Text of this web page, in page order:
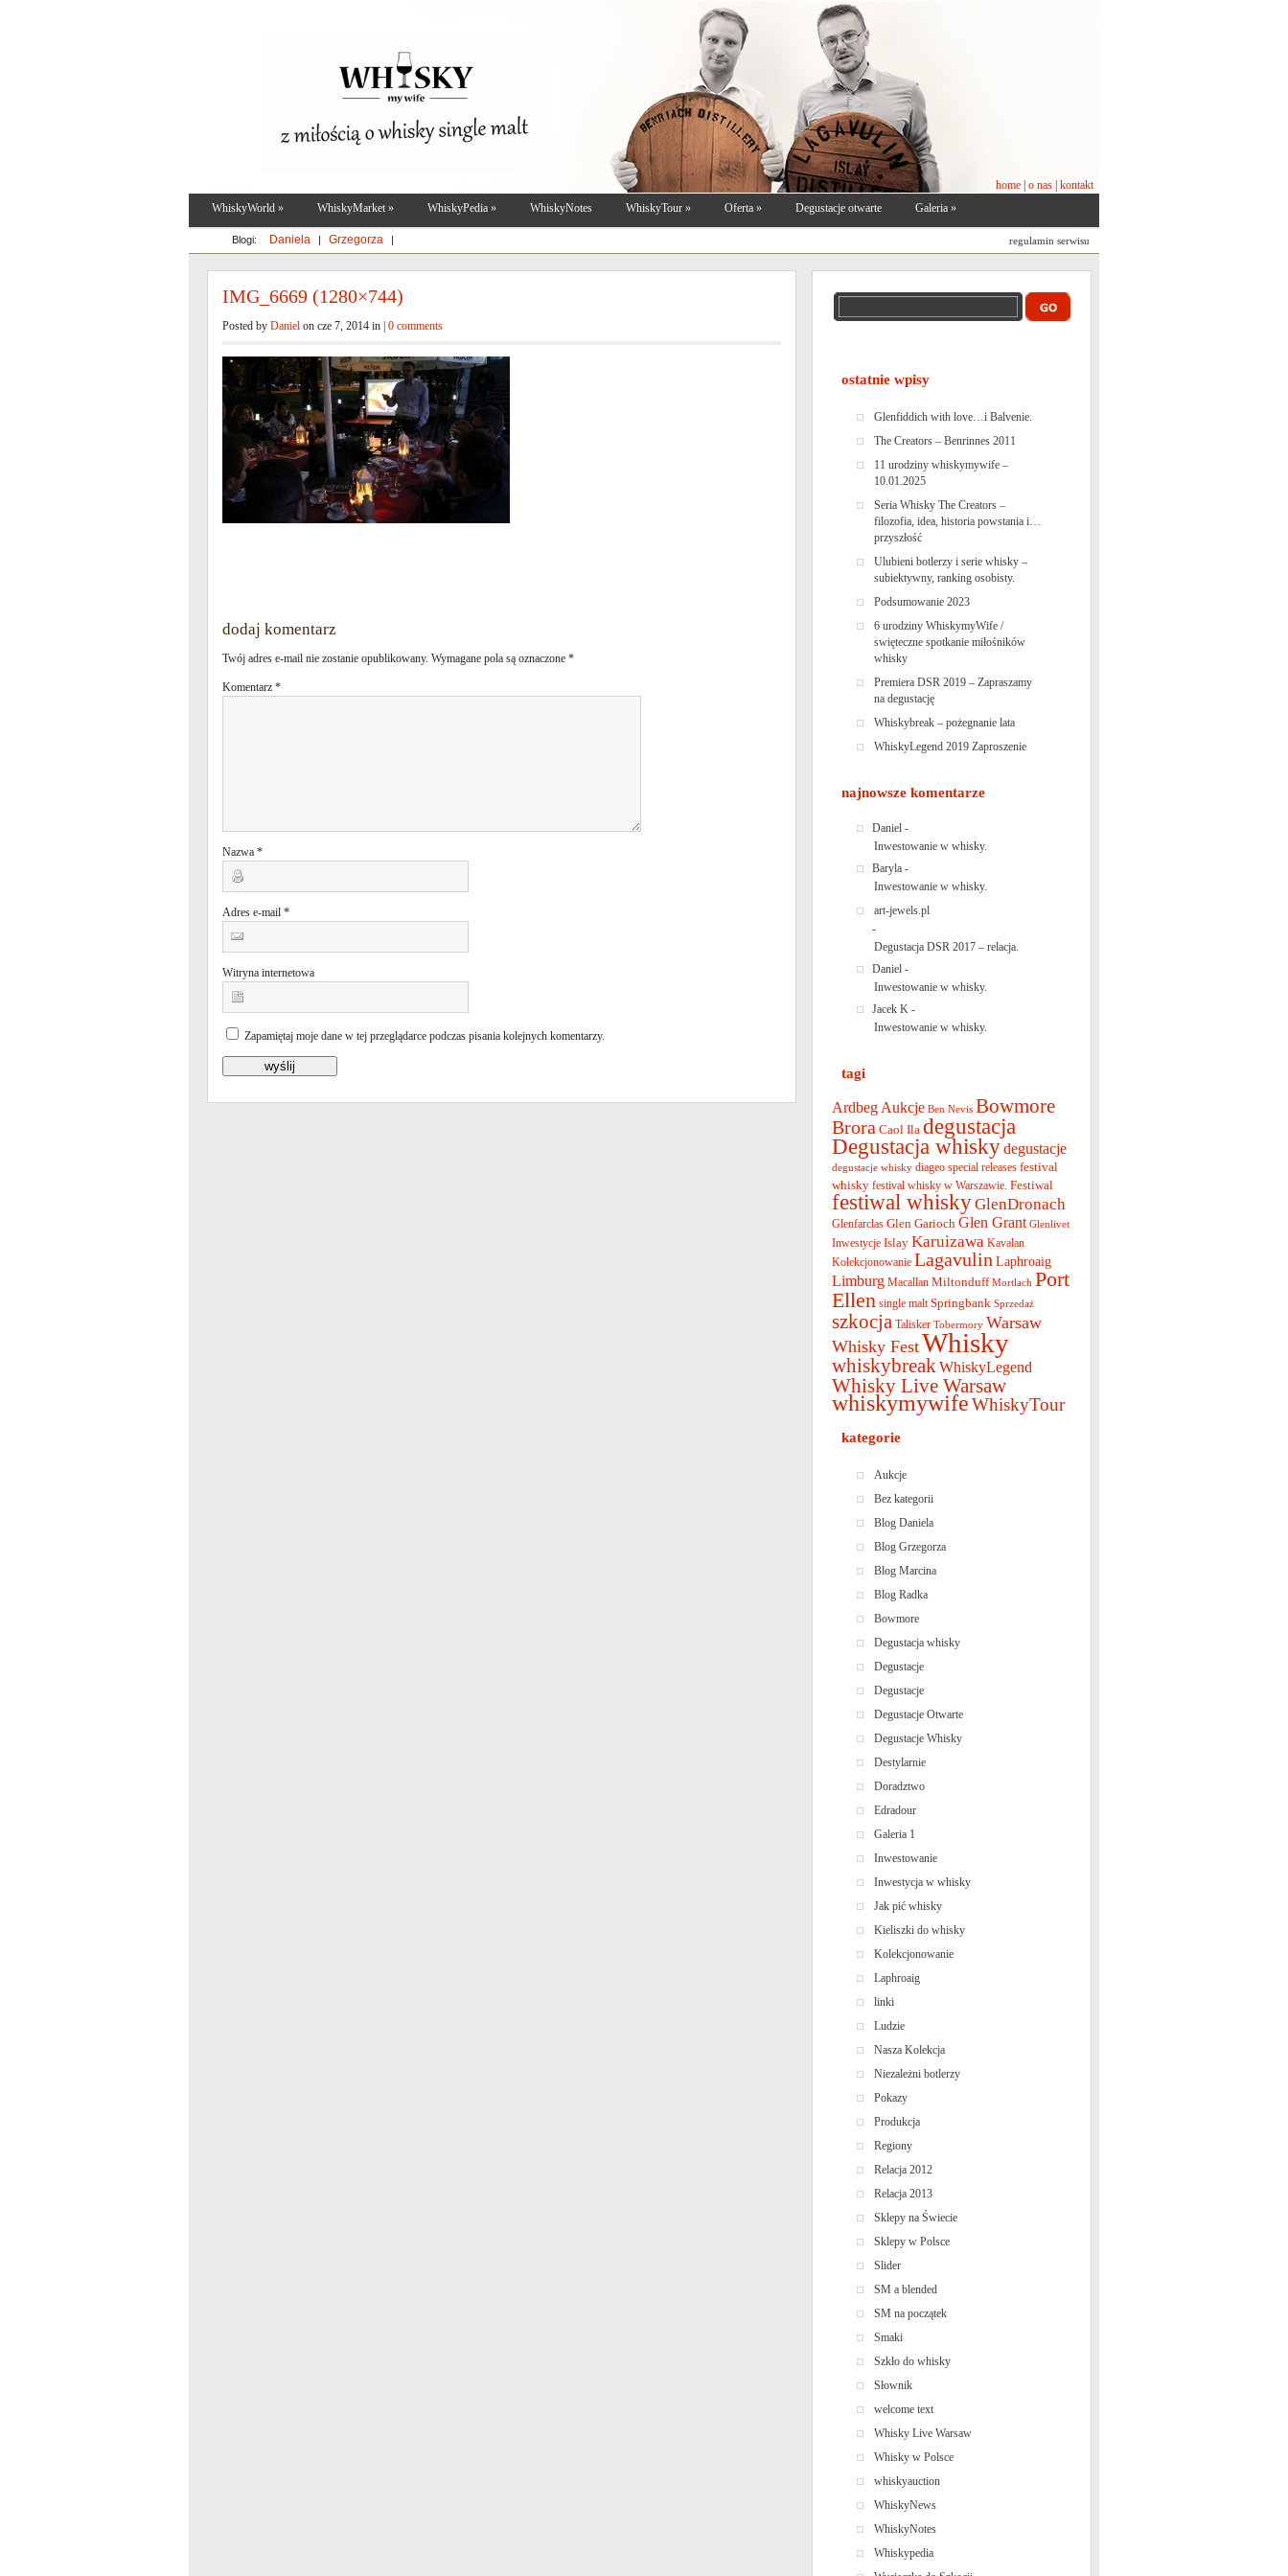
home o nas kontakt
Blogi: Daniela | Grzegorza | regulamin serwisu
WhiskyWorld » WhiskyMarket » WhiskyPedia » WhiskyNotes WhiskyTour » Oferta » Degustacje otwarte Galeria »
IMG_6669 (1280×744)
Posted by Daniel on cze 7, 2014 in | 0 comments
dodaj komentarz
Twój adres e-mail nie zostanie opublikowany. Wymagane pola są oznaczone *
Komentarz *
Nazwa *
Adres e-mail *
Witryna internetowa
Zapamiętaj moje dane w tej przeglądarce podczas pisania kolejnych komentarzy.
ostatnie wpisy
Glenfiddich with love…i Balvenie.
The Creators – Benrinnes 2011
11 urodziny whiskymywife –
10.01.2025
Seria Whisky The Creators –
filozofia, idea, historia powstania i…
przyszłość
Ulubieni botlerzy i serie whisky –
subiektywny, ranking osobisty.
Podsumowanie 2023
6 urodziny WhiskymyWife /
swięteczne spotkanie miłośników
whisky
Premiera DSR 2019 – Zapraszamy
na degustację
Whiskybreak – pożegnanie lata
WhiskyLegend 2019 Zaproszenie
najnowsze komentarze
Daniel -
Inwestowanie w whisky.
Baryla -
Inwestowanie w whisky.
art-jewels.pl
-
Degustacja DSR 2017 – relacja.
Daniel -
Inwestowanie w whisky.
Jacek K -
Inwestowanie w whisky.
tagi
Ardbeg Aukcje Ben Nevis Bowmore
Brora Caol Ila degustacja
Degustacja whiskydegustacje
degustacje whisky diageo special releases festival
whisky festival whisky w Warszawie. Festiwal
festiwal whiskyGlenDronach
Glenfarclas Glen Garioch Glen Grant Glenlivet
Inwestycje Islay Karuizawa Kavalan
Kolekcjonowanie Lagavulin Laphroaig
Limburg Macallan Miltonduff Mortlach Port
Ellen single malt Springbank Sprzedaż
szkocja Talisker Tobermory Warsaw
Whisky FestWhisky
whiskybreak WhiskyLegend
Whisky Live Warsaw
whiskymywifeWhiskyTour
kategorie
Aukcje
Bez kategorii
Blog Daniela
Blog Grzegorza
Blog Marcina
Blog Radka
Bowmore
Degustacja whisky
Degustacje
Degustacje
Degustacje Otwarte
Degustacje Whisky
Destylarnie
Doradztwo
Edradour
Galeria 1
Inwestowanie
Inwestycja w whisky
Jak pić whisky
Kieliszki do whisky
Kolekcjonowanie
Laphroaig
linki
Ludzie
Nasza Kolekcja
Niezależni botlerzy
Pokazy
Produkcja
Regiony
Relacja 2012
Relacja 2013
Sklepy na Świecie
Sklepy w Polsce
Slider
SM a blended
SM na początek
Smaki
Szkło do whisky
Słownik
welcome text
Whisky Live Warsaw
Whisky w Polsce
whiskyauction
WhiskyNews
WhiskyNotes
Whiskypedia